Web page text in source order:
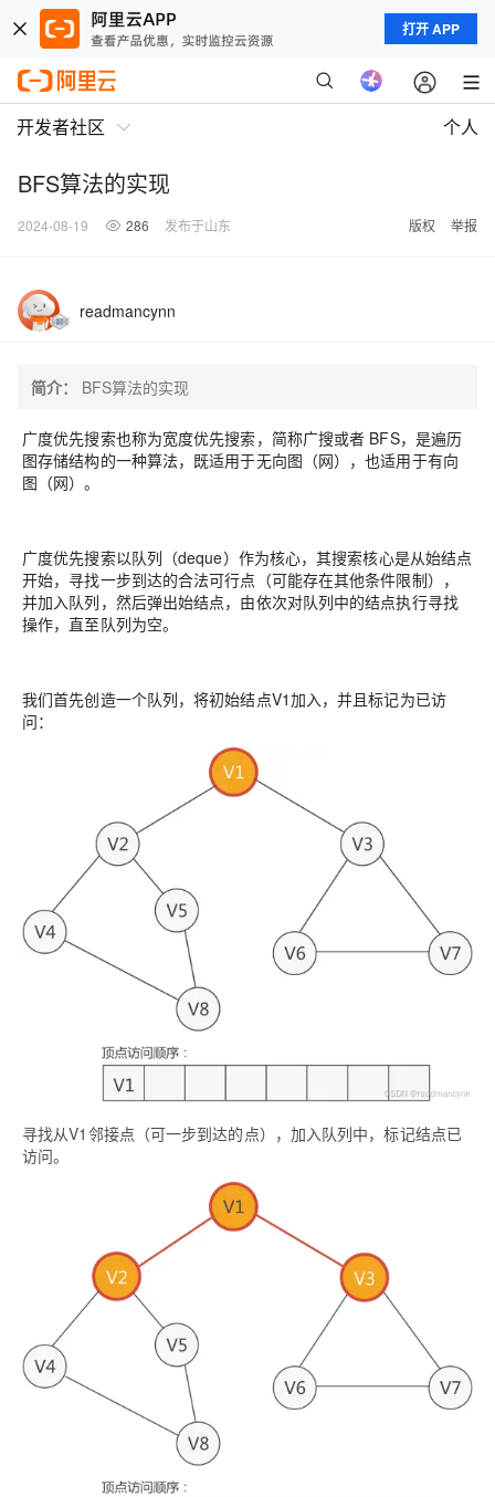
打开 APP
开发者社区 个人
BFS算法的实现
2024-08-19 286 发布于山东 版权 举报
readmancynn
简介： BFS算法的实现
广度优先搜索也称为宽度优先搜索，简称广搜或者 BFS，是遍历
图存储结构的一种算法，既适用于无向图（网），也适用于有向
图（网）。
广度优先搜索以队列（deque）作为核心，其搜索核心是从始结点
开始，寻找一步到达的合法可行点（可能存在其他条件限制），
并加入队列，然后弹出始结点，由依次对队列中的结点执行寻找
操作，直至队列为空。
我们首先创造一个队列，将初始结点V1加入，并且标记为已访
问：
寻找从V1邻接点（可一步到达的点），加入队列中，标记结点已
访问。